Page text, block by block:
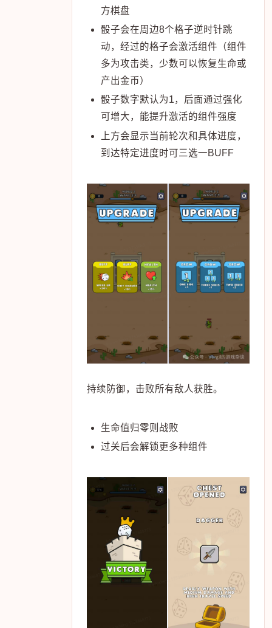
方棋盘
骰子会在周边8个格子逆时针跳
动，经过的格子会激活组件（组件
多为攻击类，少数可以恢复生命或
产出金币）
骰子数字默认为1，后面通过强化
可增大，能提升激活的组件强度
上方会显示当前轮次和具体进度，
到达特定进度时可三选一BUFF
持续防御，击败所有敌人获胜。
生命值归零则战败
过关后会解锁更多种组件